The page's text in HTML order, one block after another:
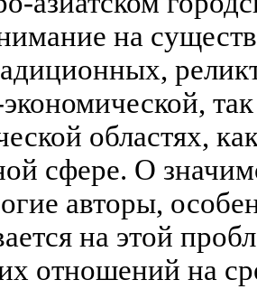
на
областях,
сфере. О
авторы,
на этой
отношений на